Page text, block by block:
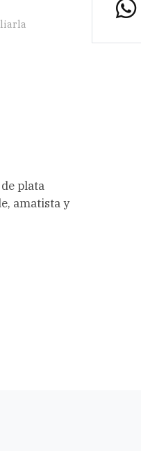
plata
amatista y